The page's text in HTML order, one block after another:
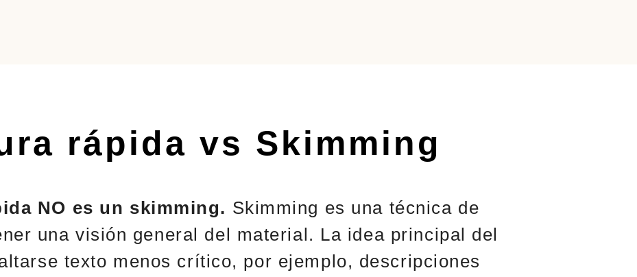
rápida vs Skimming
NO es un skimming. Skimming es una técnica de
una visión general del material. La idea principal del
texto menos crítico, por ejemplo, descripciones